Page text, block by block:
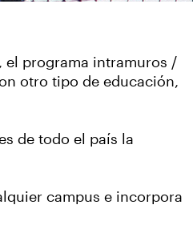
el programa intramuros /
otro tipo de educación,
de todo el país la
campus e incorpora